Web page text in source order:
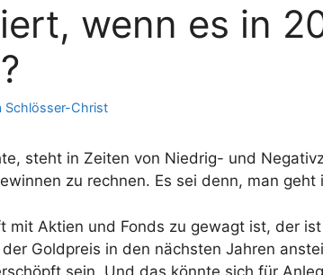
wenn es in
Schlösser-Christ
steht in Zeiten von Niedrig- und
zu rechnen. Es sei denn, man
mit Aktien und Fonds zu gewagt ist, der
Goldpreis in den nächsten Jahren
sein. Und das könnte sich für